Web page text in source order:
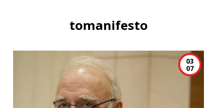
tomanifesto
03
07